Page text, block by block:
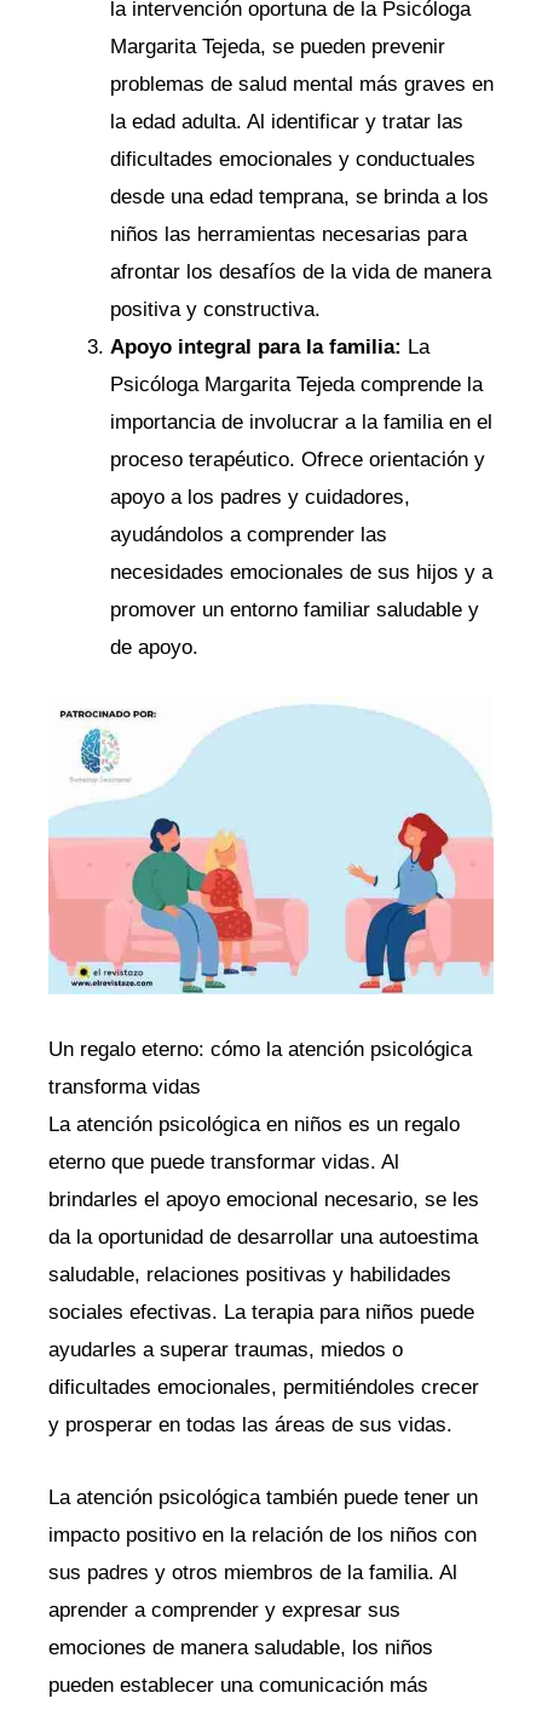
la intervención oportuna de la Psicóloga
Margarita Tejeda, se pueden prevenir
problemas de salud mental más graves en
la edad adulta. Al identificar y tratar las
dificultades emocionales y conductuales
desde una edad temprana, se brinda a los
niños las herramientas necesarias para
afrontar los desafíos de la vida de manera
positiva y constructiva.
Apoyo integral para la familia: La
Psicóloga Margarita Tejeda comprende la
importancia de involucrar a la familia en el
proceso terapéutico. Ofrece orientación y
apoyo a los padres y cuidadores,
ayudándolos a comprender las
necesidades emocionales de sus hijos y a
promover un entorno familiar saludable y
de apoyo.
Un regalo eterno: cómo la atención psicológica
transforma vidas
La atención psicológica en niños es un regalo
eterno que puede transformar vidas. Al
brindarles el apoyo emocional necesario, se les
da la oportunidad de desarrollar una autoestima
saludable, relaciones positivas y habilidades
sociales efectivas. La terapia para niños puede
ayudarles a superar traumas, miedos o
dificultades emocionales, permitiéndoles crecer
y prosperar en todas las áreas de sus vidas.
La atención psicológica también puede tener un
impacto positivo en la relación de los niños con
sus padres y otros miembros de la familia. Al
aprender a comprender y expresar sus
emociones de manera saludable, los niños
pueden establecer una comunicación más